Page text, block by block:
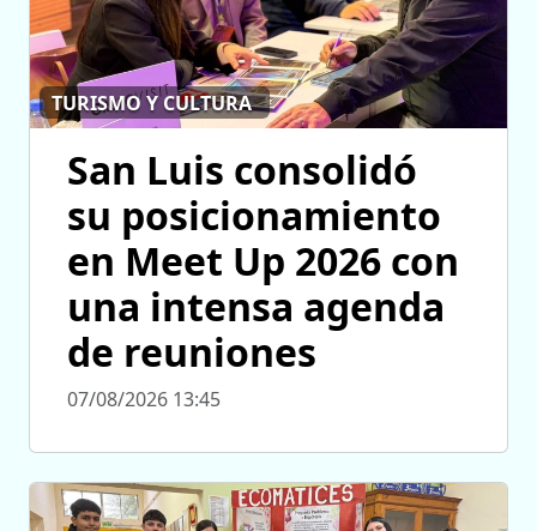
TURISMO Y CULTURA
San Luis consolidó
su posicionamiento
en Meet Up 2026 con
una intensa agenda
de reuniones
07/08/2026 13:45